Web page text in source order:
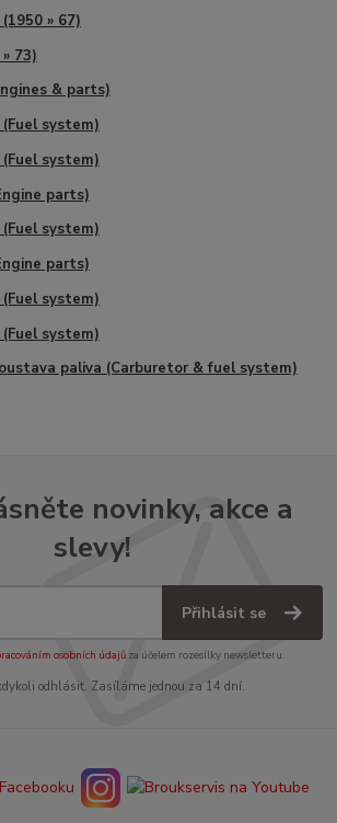
» 67)
73)
& parts)
system)
system)
parts)
system)
parts)
system)
system)
paliva (Carburetor & fuel system)
novinky, akce a
slevy!
Přihlásit se
osobních údajůza účelem rozesílky newsletteru.
odhlásit. Zasíláme jednou za 14 dní.